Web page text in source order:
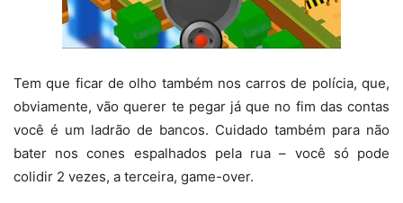
Tem que ficar de olho também nos carros de polícia, que,
obviamente, vão querer te pegar já que no fim das contas
você é um ladrão de bancos. Cuidado também para não
bater nos cones espalhados pela rua – você só pode
colidir 2 vezes, a terceira, game-over.